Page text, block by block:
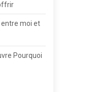
moi et
Pourquoi